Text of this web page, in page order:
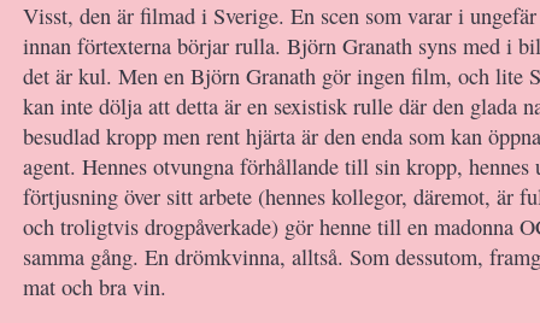
Visst, den är filmad i Sverige. En scen som varar i
innan förtexterna börjar rulla. Björn Granath syns med i
det är kul. Men en Björn Granath gör ingen film, och lite
kan inte dölja att detta är en sexistisk rulle där den glada
besudlad kropp men rent hjärta är den enda som kan
agent. Hennes otvungna förhållande till sin kropp, hennes
förtjusning över sitt arbete (hennes kollegor, däremot, är
och troligtvis drogpåverkade) gör henne till en madonna
samma gång. En drömkvinna, alltså. Som dessutom,
mat och bra vin.